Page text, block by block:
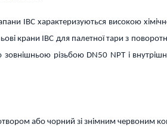
IBC характеризуються високою
крани IBC для палетної тари з
різьбою DN50 NPT і
або чорний зі знімним червоним